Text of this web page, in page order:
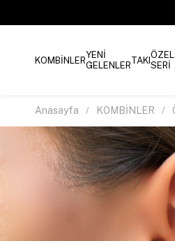
KOMBİNLERYENİ
GELENLERTAKIÖZEL
SERİ
Anasayfa KOMBİNLER